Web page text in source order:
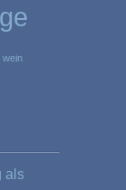
wein
als